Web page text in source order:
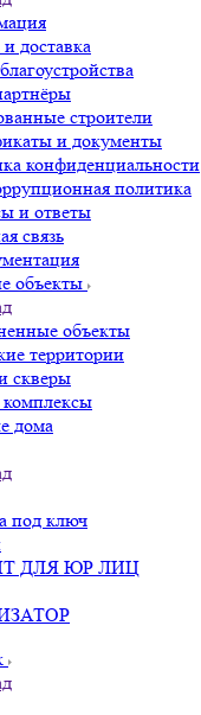
доставка
строители
и документы
конфиденциальности
политика
и ответы
связь
объекты
объекты
территории
скверы
дома
под ключ
ДЛЯ ЮР ЛИЦ